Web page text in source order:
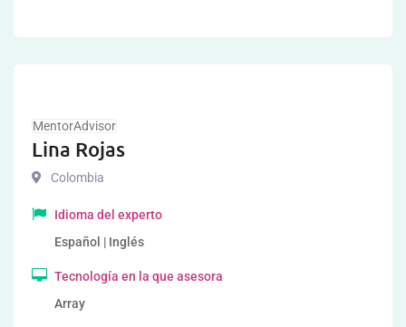
MentorAdvisor
Lina Rojas
Colombia
Idioma del experto
Español | Inglés
Tecnología en la que asesora
Array